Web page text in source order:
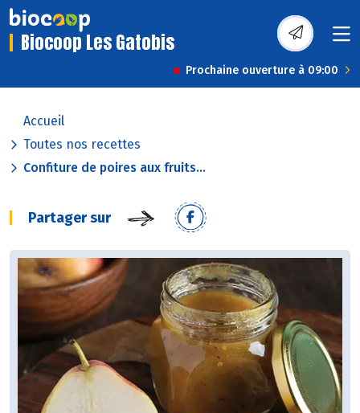
Biocoop Les Gatobis
Prochaine ouverture à 09:00
Accueil
Toutes nos recettes
Confiture de poires aux fruits...
Partager sur